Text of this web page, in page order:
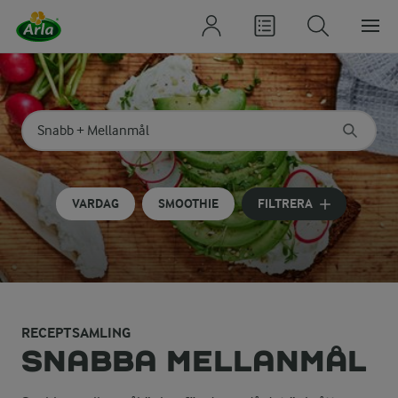
Sök på kategori eller ingrediens
Skriv in sökord för att få förslag
VARDAG SMOOTHIE FILTRERA
RECEPTSAMLING
SNABBA MELLANMÅL